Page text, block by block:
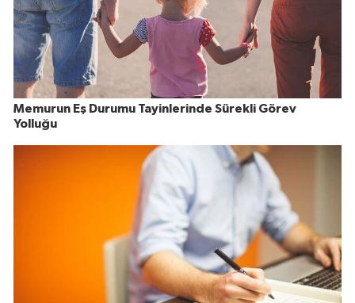
Memurun Eş Durumu Tayinlerinde Sürekli Görev
Yolluğu